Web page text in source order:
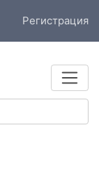
Регистрация